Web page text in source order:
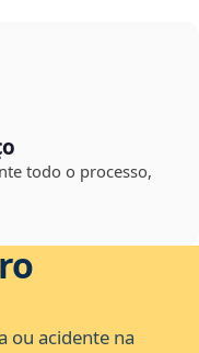
todo o processo,
ou acidente na